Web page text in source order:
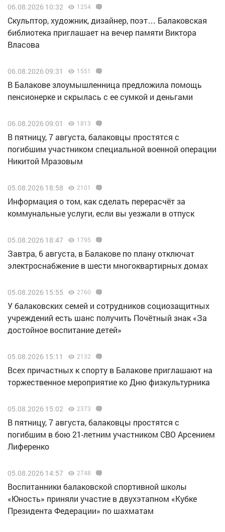
06.08.2026 10:32 1254
Скульптор, художник, дизайнер, поэт… Балаковская
библиотека приглашает на вечер памяти Виктора
Власова
06.08.2026 09:31 1551
В Балакове злоумышленница предложила помощь
пенсионерке и скрылась с ее сумкой и деньгами
06.08.2026 09:01 1813
В пятницу, 7 августа, балаковцы простятся с
погибшим участником специальной военной операции
Никитой Мразовым
05.08.2026 18:58 2101
Информация о том, как сделать перерасчёт за
коммунальные услуги, если вы уезжали в отпуск
05.08.2026 18:47 1795
Завтра, 6 августа, в Балакове по плану отключат
электроснабжение в шести многоквартирных домах
05.08.2026 15:55 2760
У балаковских семей и сотрудников социозащитных
учреждений есть шанс получить Почётный знак «За
достойное воспитание детей»
05.08.2026 15:11 2132
Всех причастных к спорту в Балакове приглашают на
торжественное мероприятие ко Дню физкультурника
05.08.2026 15:02 2373
В пятницу, 7 августа, балаковцы простятся с
погибшим в бою 21-летним участником СВО Арсением
Лиференко
05.08.2026 14:57 2748
Воспитанники балаковской спортивной школы
«Юность» приняли участие в двухэтапном «Кубке
Президента Федерации» по шахматам